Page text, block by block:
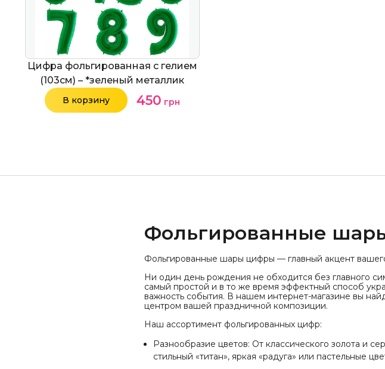
Цифра фольгированная с гелием
(103см) – *зеленый металлик
В корзину 450 грн
Фольгированные
Фольгированные шары цифры — главный акцент
Ни один день рождения не обходится без главного
самый простой и в то же время эффектный способ
важность события. В нашем интернет-магазине вы
центром вашей праздничной композиции.
Наш ассортимент фольгированных цифр:
Разнообразие цветов: От классического золота и
стильный «титан», яркая «радуга» или пастельные